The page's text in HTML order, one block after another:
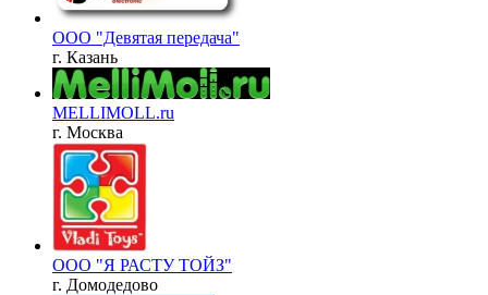
ООО "Девятая передача"
г. Казань
MELLIMOLL.ru
г. Москва
ООО "Я РАСТУ ТОЙЗ"
г. Домодедово